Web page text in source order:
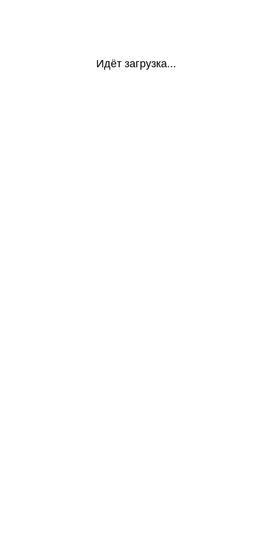
Идёт загрузка...